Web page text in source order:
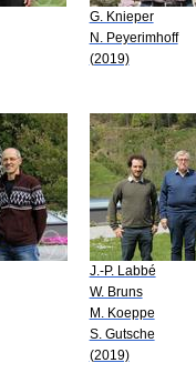
G. Knieper
N. Peyerimhoff
(2019)
J.-P. Labbé
W. Bruns
M. Koeppe
S. Gutsche
(2019)